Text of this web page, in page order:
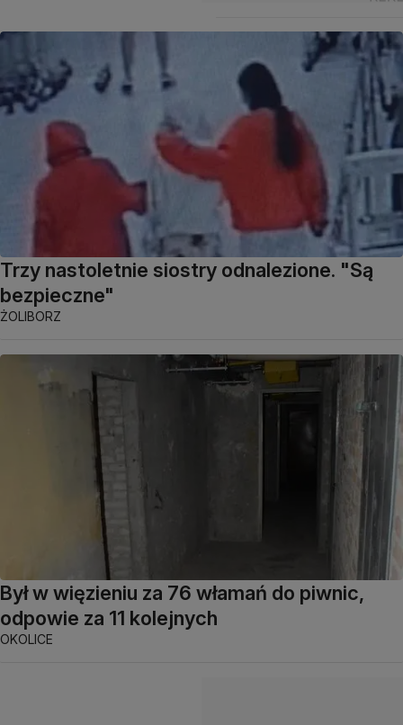
Trzy nastoletnie siostry odnalezione. "Są
bezpieczne"
ŻOLIBORZ
Był w więzieniu za 76 włamań do piwnic,
odpowie za 11 kolejnych
OKOLICE